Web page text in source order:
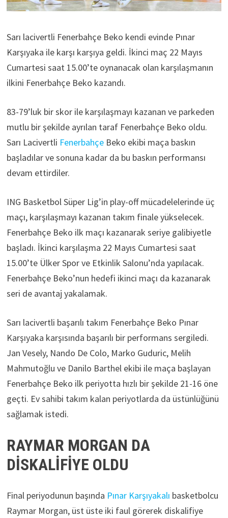
Sarı lacivertli Fenerbahçe Beko kendi evinde Pınar
Karşıyaka ile karşı karşıya geldi. İkinci maç 22 Mayıs
Cumartesi saat 15.00’te oynanacak olan karşılaşmanın
ilkini Fenerbahçe Beko kazandı.
83-79’luk bir skor ile karşılaşmayı kazanan ve parkeden
mutlu bir şekilde ayrılan taraf Fenerbahçe Beko oldu.
Sarı Lacivertli Fenerbahçe Beko ekibi maça baskın
başladılar ve sonuna kadar da bu baskın performansı
devam ettirdiler.
ING Basketbol Süper Lig’in play-off mücadelelerinde üç
maçı, karşılaşmayı kazanan takım finale yükselecek.
Fenerbahçe Beko ilk maçı kazanarak seriye galibiyetle
başladı. İkinci karşılaşma 22 Mayıs Cumartesi saat
15.00’te Ülker Spor ve Etkinlik Salonu’nda yapılacak.
Fenerbahçe Beko’nun hedefi ikinci maçı da kazanarak
seri de avantaj yakalamak.
Sarı lacivertli başarılı takım Fenerbahçe Beko Pınar
Karşıyaka karşısında başarılı bir performans sergiledi.
Jan Vesely, Nando De Colo, Marko Guduric, Melih
Mahmutoğlu ve Danilo Barthel ekibi ile maça başlayan
Fenerbahçe Beko ilk periyotta hızlı bir şekilde 21-16 öne
geçti. Ev sahibi takım kalan periyotlarda da üstünlüğünü
sağlamak istedi.
RAYMAR MORGAN DA
DİSKALİFİYE OLDU
Final periyodunun başında Pınar Karşıyakalı basketbolcu
Raymar Morgan, üst üste iki faul görerek diskalifiye